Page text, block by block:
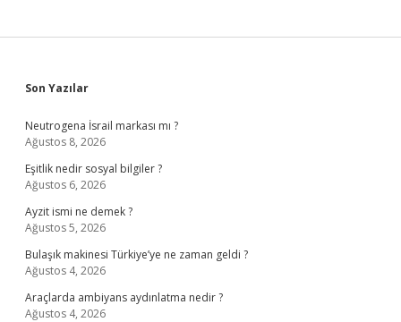
Sidebar
Son Yazılar
Neutrogena İsrail markası mı ?
Ağustos 8, 2026
Eşitlik nedir sosyal bilgiler ?
Ağustos 6, 2026
Ayzit ismi ne demek ?
Ağustos 5, 2026
Bulaşık makinesi Türkiye’ye ne zaman geldi ?
Ağustos 4, 2026
Araçlarda ambiyans aydınlatma nedir ?
Ağustos 4, 2026